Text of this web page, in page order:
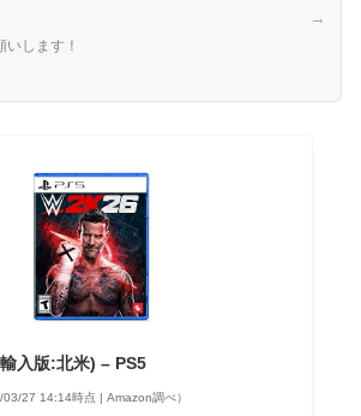
いします！
→
入版:北米) – PS5
03/27 14:14時点 | Amazon調べ）